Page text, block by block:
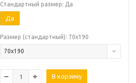
Стандартный размер: Да
Да
Размер (стандартный): 70х190
70х190
В корзину